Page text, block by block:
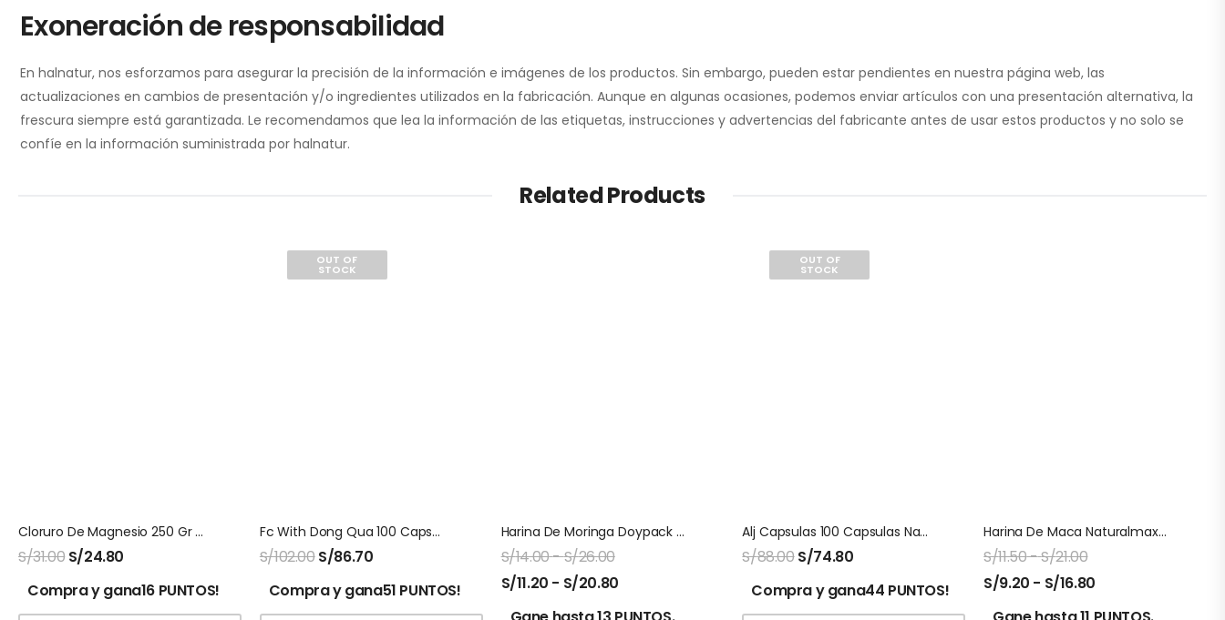
Exoneración de responsabilidad
En halnatur, nos esforzamos para asegurar la precisión de la información e imágenes de los productos. Sin embargo, pueden estar pendientes en nuestra página web, las
actualizaciones en cambios de presentación y/o ingredientes utilizados en la fabricación. Aunque en algunas ocasiones, podemos enviar artículos con una presentación alternativa, la
frescura siempre está garantizada. Le recomendamos que lea la información de las etiquetas, instrucciones y advertencias del fabricante antes de usar estos productos y no solo se
confíe en la información suministrada por halnatur.
Related Products
Cloruro De Magnesio 250 Gr Naturalmaxx
S/31.00 S/24.80
Compra y gana16 PUNTOS!
OUT OF
STOCK
Fc With Dong Qua 100 Capsulas Natures Sunshine
S/102.00S/86.70
Compra y gana51 PUNTOS!
Harina De Moringa Doypack Naturalmaxx
S/14.00-S/26.00
S/11.20 - S/20.80
OUT OF
STOCK
Alj Capsulas 100 Capsulas Natures Sunshine
S/88.00S/74.80
Compra y gana44 PUNTOS!
Harina De Maca Naturalmaxx Doypack
S/11.50-S/21.00
S/9.20 - S/16.80